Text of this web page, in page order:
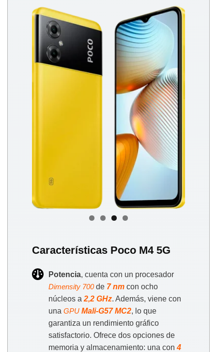
Características Poco M4 5G
Potencia, cuenta con un procesador
Dimensity 700de 7 nm con ocho
núcleos a 2,2 GHz. Además, viene con
una GPU Mali-G57 MC2, lo que
garantiza un rendimiento gráfico
satisfactorio. Ofrece dos opciones de
memoria y almacenamiento: una con4